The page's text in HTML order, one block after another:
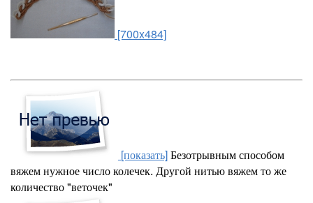
[700x484]
[показать]Безотрывным способом
вяжем нужное число колечек. Другой нитью вяжем то же
количество "веточек"